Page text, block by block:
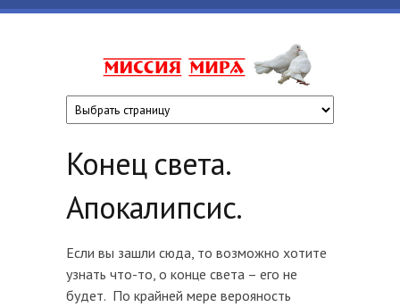
Конец света.
Апокалипсис.
Если вы зашли сюда, то возможно хотите
узнать что-то, о конце света – его не
будет. По крайней мере верояность